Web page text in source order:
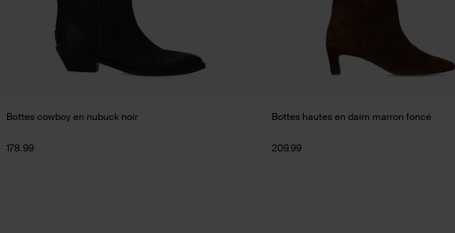
Bottes cowboy en nubuck noir
178.99
Bottes hautes en daim marron foncé
209.99